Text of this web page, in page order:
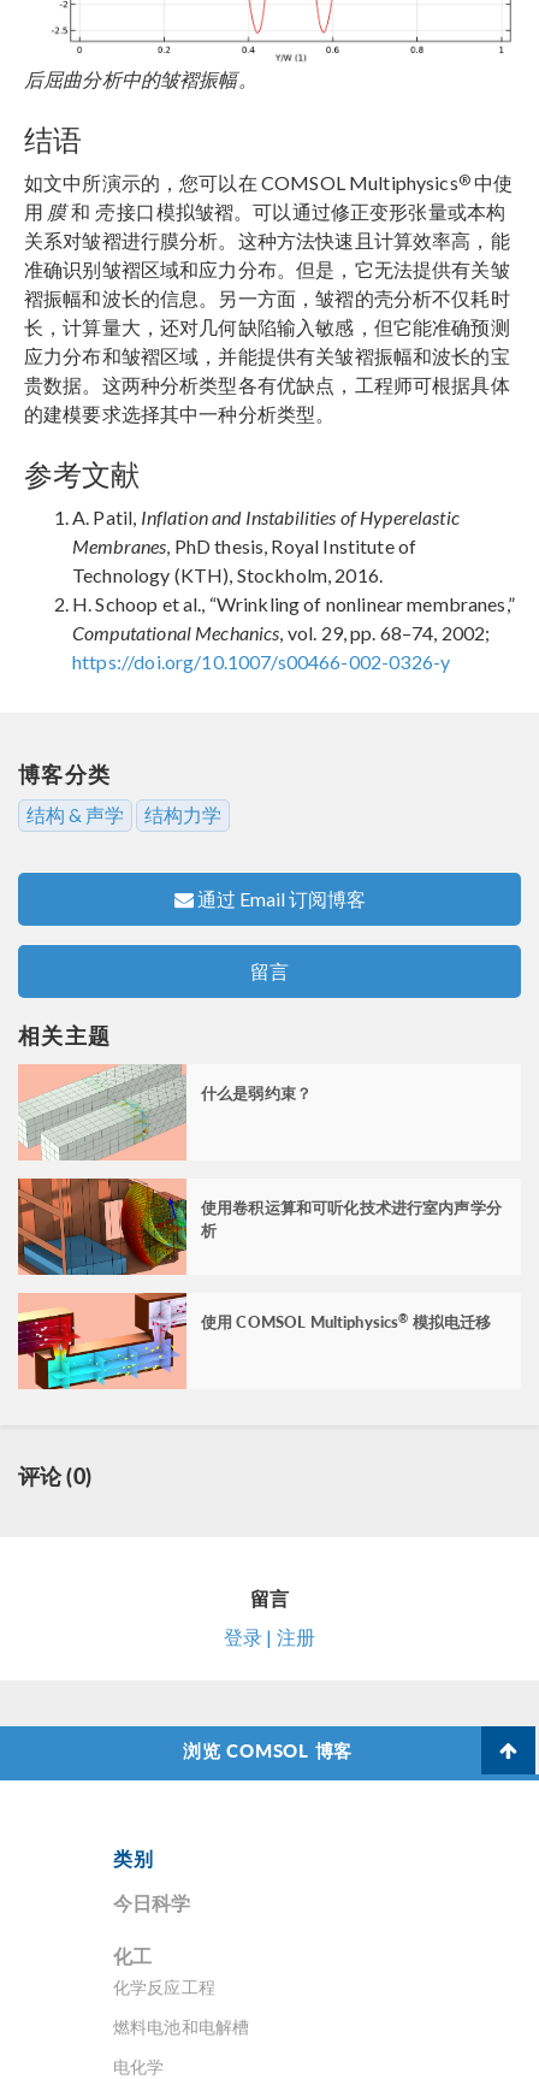
后屈曲分析中的皱褶振幅。
结语
如文中所演示的，您可以在 COMSOL Multiphysics®中使
用 膜和 壳接口模拟皱褶。可以通过修正变形张量或本构
关系对皱褶进行膜分析。这种方法快速且计算效率高，能
准确识别皱褶区域和应力分布。但是，它无法提供有关皱
褶振幅和波长的信息。另一方面，皱褶的壳分析不仅耗时
长，计算量大，还对几何缺陷输入敏感，但它能准确预测
应力分布和皱褶区域，并能提供有关皱褶振幅和波长的宝
贵数据。这两种分析类型各有优缺点，工程师可根据具体
的建模要求选择其中一种分析类型。
参考文献
A. Patil, Inflation and Instabilities of Hyperelastic
Membranes, PhD thesis, Royal Institute of
Technology (KTH), Stockholm, 2016.
H. Schoop et al., “Wrinkling of nonlinear membranes,”
Computational Mechanics, vol. 29, pp. 68–74, 2002;
https://doi.org/10.1007/s00466-002-0326-y
博客分类
结构 & 声学 结构力学
通过 Email 订阅博客
留言
相关主题
什么是弱约束？
使用卷积运算和可听化技术进行室内声学分
析
使用 COMSOL Multiphysics® 模拟电迁移
评论 (0)
留言
登录 | 注册
浏览 COMSOL 博客
类别
今日科学
化工
化学反应工程
燃料电池和电解槽
电化学